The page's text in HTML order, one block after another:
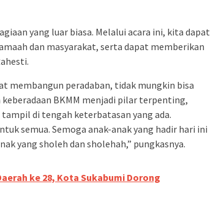
yang luar biasa. Melalui acara ini, kita dapat
dan masyarakat, serta dapat memberikan
membangun peradaban, tidak mungkin bisa
BKMM menjadi pilar terpenting,
tampil di tengah keterbatasan yang ada.
semua. Semoga anak-anak yang hadir hari ini
yang sholeh dan sholehah,” pungkasnya.
ke 28, Kota Sukabumi Dorong